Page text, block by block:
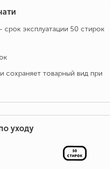
эксплуатации 50 стирок
сохраняет товарный вид при
уходу